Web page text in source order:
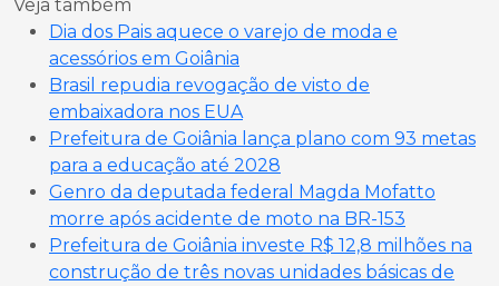
Veja também
Dia dos Pais aquece o varejo de moda e
acessórios em Goiânia
Brasil repudia revogação de visto de
embaixadora nos EUA
Prefeitura de Goiânia lança plano com 93 metas
para a educação até 2028
Genro da deputada federal Magda Mofatto
morre após acidente de moto na BR-153
Prefeitura de Goiânia investe R$ 12,8 milhões na
construção de três novas unidades básicas de